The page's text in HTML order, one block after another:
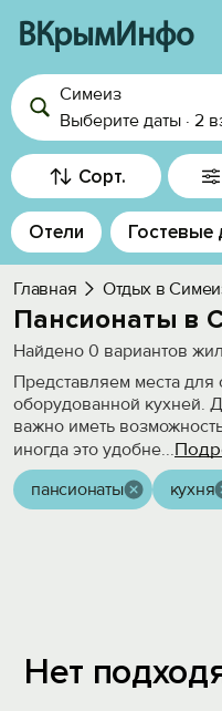
ВКрымИнфо
Войти
Избранное
История
Добавить свой
Симеиз
Выберите даты · 2
Сорт.
Отели Гостевые
Главная Отдых в
Пансионаты в
Найдено 0 вариантов
Представляем места
оборудованной кухней.
важно иметь
иногда это удобне...
пансионаты кухня
Нет